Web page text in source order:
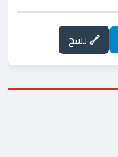
🔗 نسخ